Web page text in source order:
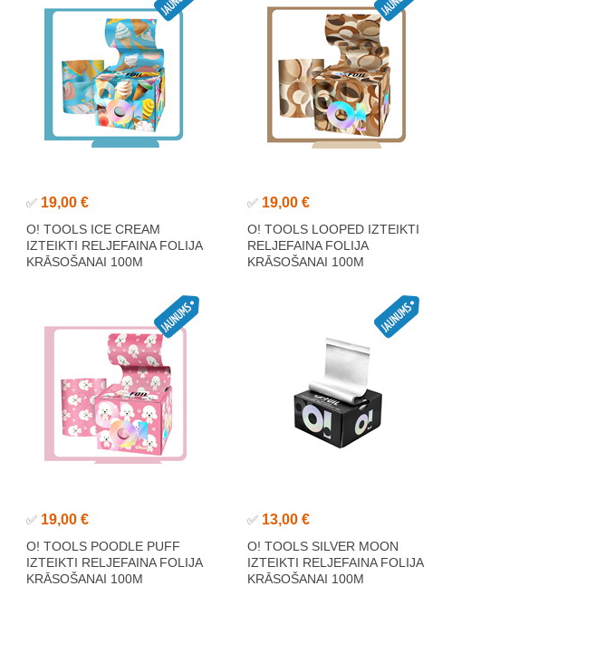
✅ 19,00 €
O! TOOLS ICE CREAM
IZTEIKTI RELJEFAINA FOLIJA
KRĀSOŠANAI 100M
✅ 19,00 €
O! TOOLS LOOPED IZTEIKTI
RELJEFAINA FOLIJA
KRĀSOŠANAI 100M
✅ 19,00 €
O! TOOLS POODLE PUFF
IZTEIKTI RELJEFAINA FOLIJA
KRĀSOŠANAI 100M
✅ 13,00 €
O! TOOLS SILVER MOON
IZTEIKTI RELJEFAINA FOLIJA
KRĀSOŠANAI 100M